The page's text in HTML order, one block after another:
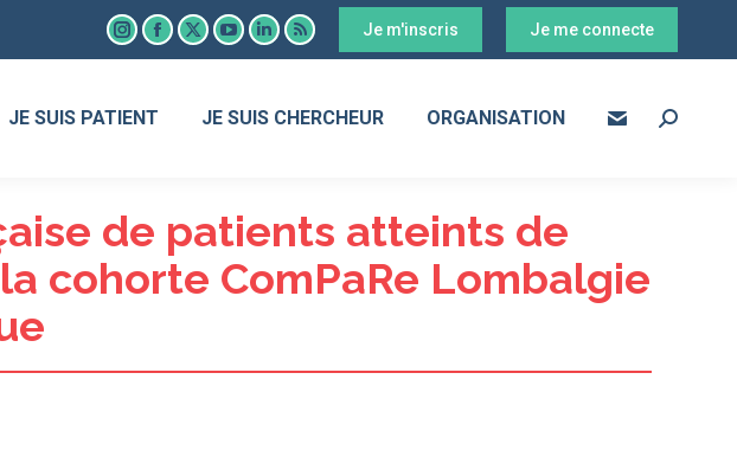
Instagram
opens
Facebook
opens
X
opens
YouTube
opens
LinkedIn
opens
RSS
opens
Je m'inscris Je me connecte
JE SUIS PATIENT JE SUIS CHERCHEUR ORGANISATION Search:
de patients atteints de
cohorte ComPaRe Lombalgie